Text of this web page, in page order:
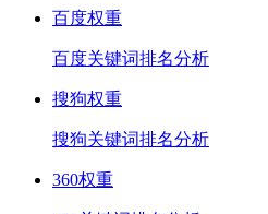
百度权重
百度关键词排名分析
搜狗权重
搜狗关键词排名分析
360权重